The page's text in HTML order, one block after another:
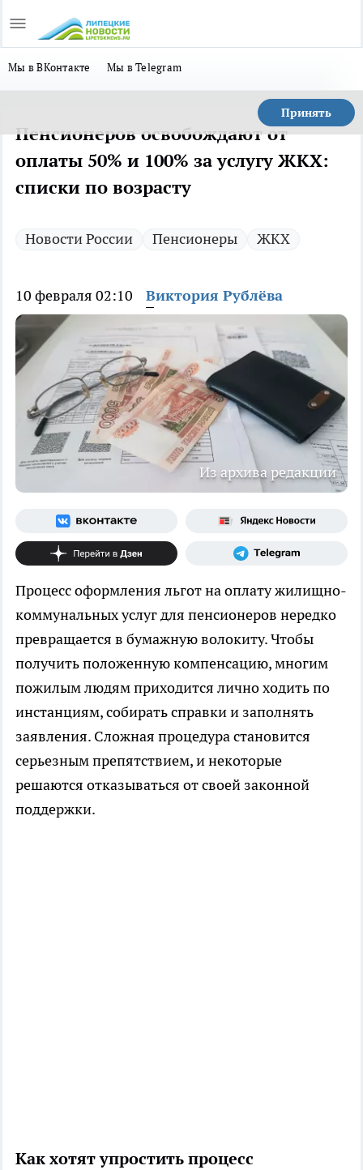
Мы в ВКонтакте Мы в Telegram
Принять
Пенсионеров освобождают от
оплаты 50% и 100% за услугу ЖКХ:
списки по возрасту
Новости России Пенсионеры ЖКХ
10 февраля 02:10 Виктория Рублёва
Из архива редакции
Процесс оформления льгот на оплату жилищно-
коммунальных услуг для пенсионеров нередко
превращается в бумажную волокиту. Чтобы
получить положенную компенсацию, многим
пожилым людям приходится лично ходить по
инстанциям, собирать справки и заполнять
заявления. Сложная процедура становится
серьезным препятствием, и некоторые
решаются отказываться от своей законной
поддержки.
Как хотят упростить процесс